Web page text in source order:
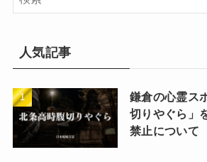
人気記事
鎌倉の心霊ス
切りやぐら」
禁止について